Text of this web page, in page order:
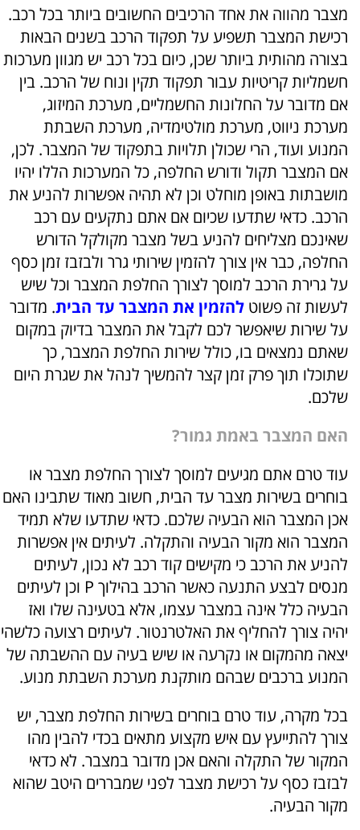
מצבר מהווה את אחד הרכיבים החשובים ביותר בכל רכב.
רכישת המצבר תשפיע על תפקוד הרכב בשנים הבאות
בצורה מהותית ביותר שכן, כיום בכל רכב יש מגוון מערכות
חשמליות קריטיות עבור תפקוד תקין ונוח של הרכב. בין
אם מדובר על החלונות החשמליים, מערכת המיזוג,
מערכת ניווט, מערכת מולטימדיה, מערכת השבתת
המנוע ועוד, הרי שכולן תלויות בתפקוד של המצבר. לכן,
אם המצבר תקול ודורש החלפה, כל המערכות הללו יהיו
מושבתות באופן מוחלט וכן לא תהיה אפשרות להניע את
הרכב. כדאי שתדעו שכיום אם אתם נתקעים עם רכב
שאינכם מצליחים להניע בשל מצבר מקולקל הדורש
החלפה, כבר אין צורך להזמין שירותי גרר ולבזבז זמן כסף
על גרירת הרכב למוסך לצורך החלפת המצבר וכל שיש
לעשות זה פשוט להזמין את המצבר עד הבית. מדובר
על שירות שיאפשר לכם לקבל את המצבר בדיוק במקום
שאתם נמצאים בו, כולל שירות החלפת המצבר, כך
שתוכלו תוך פרק זמן קצר להמשיך לנהל את שגרת היום
שלכם.
האם המצבר באמת גמור?
עוד טרם אתם מגיעים למוסך לצורך החלפת מצבר או
בוחרים בשירות מצבר עד הבית, חשוב מאוד שתבינו האם
אכן המצבר הוא הבעיה שלכם. כדאי שתדעו שלא תמיד
המצבר הוא מקור הבעיה והתקלה. לעיתים אין אפשרות
להניע את הרכב כי מקישים קוד רכב לא נכון, לעיתים
מנסים לבצע התנעה כאשר הרכב בהילוך P וכן לעיתים
הבעיה כלל אינה במצבר עצמו, אלא בטעינה שלו ואז
יהיה צורך להחליף את האלטרנטור. לעיתים רצועה כלשהי
יצאה מהמקום או נקרעה או שיש בעיה עם ההשבתה של
המנוע ברכבים שבהם מותקנת מערכת השבתת מנוע.
בכל מקרה, עוד טרם בוחרים בשירות החלפת מצבר, יש
צורך להתייעץ עם איש מקצוע מתאים בכדי להבין מהו
המקור של התקלה והאם אכן מדובר במצבר. לא כדאי
לבזבז כסף על רכישת מצבר לפני שמבררים היטב שהוא
מקור הבעיה.